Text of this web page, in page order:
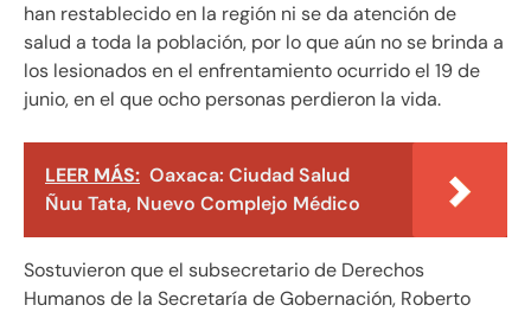
han restablecido en la región ni se da atención de
salud a toda la población, por lo que aún no se brinda a
los lesionados en el enfrentamiento ocurrido el 19 de
junio, en el que ocho personas perdieron la vida.
LEER MÁS: Oaxaca: Ciudad Salud
Ñuu Tata, Nuevo Complejo Médico
Sostuvieron que el subsecretario de Derechos
Humanos de la Secretaría de Gobernación, Roberto